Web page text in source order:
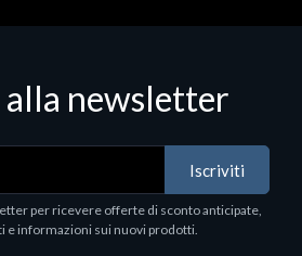
ESD
newsletter
Iscriviti
per ricevere offerte di sconto anticipate,
e informazioni sui nuovi prodotti.